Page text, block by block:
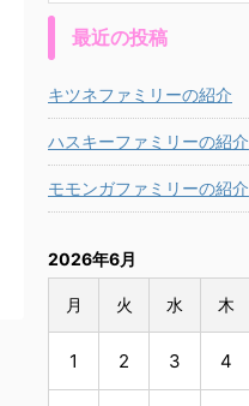
最近の投稿
キツネファミリーの紹介
ハスキーファミリーの紹介
モモンガファミリーの紹介
2026年6月
月 火 水 木
1 2 3 4